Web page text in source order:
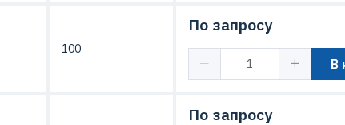
100
По запросу
В
По запросу